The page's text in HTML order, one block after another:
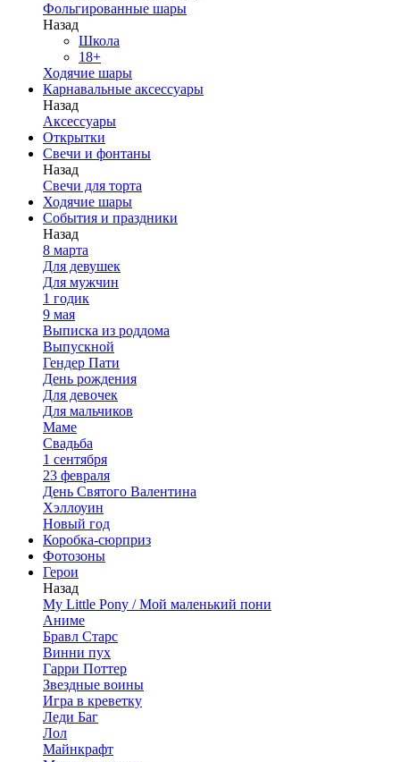
Фольгированные шары
Назад
Школа
18+
Ходячие шары
Карнавальные аксессуары
Назад
Аксессуары
Открытки
Свечи и фонтаны
Назад
Свечи для торта
Ходячие шары
События и праздники
Назад
8 марта
Для девушек
Для мужчин
1 годик
9 мая
Выписка из роддома
Выпускной
Гендер Пати
День рождения
Для девочек
Для мальчиков
Маме
Свадьба
1 сентября
23 февраля
День Святого Валентина
Хэллоуин
Новый год
Коробка-сюрприз
Фотозоны
Герои
Назад
My Little Pony / Мой маленький пони
Аниме
Бравл Старс
Винни пух
Гарри Поттер
Звездные воины
Игра в креветку
Леди Баг
Лол
Майнкрафт